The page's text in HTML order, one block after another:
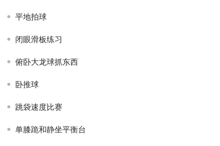
平地拍球
闭眼滑板练习
俯卧大龙球抓东西
卧推球
跳袋速度比赛
单膝跪和静坐平衡台